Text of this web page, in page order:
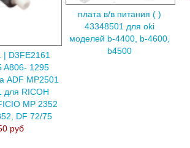
| D3FE2161
A806- 1295
ADF MP2501
для RICOH
MP 2352
DF 72/75
руб
плата в/в питания ( )
43348501 для oki
моделей b-4400, b-4600,
b4500